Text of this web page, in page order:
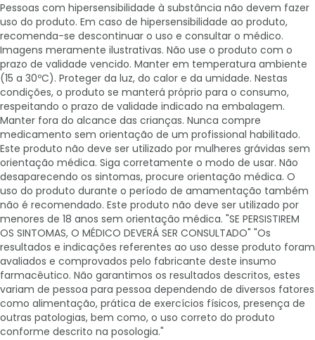
Pessoas com hipersensibilidade à substância não devem fazer
uso do produto. Em caso de hipersensibilidade ao produto,
recomenda-se descontinuar o uso e consultar o médico.
Imagens meramente ilustrativas. Não use o produto com o
prazo de validade vencido. Manter em temperatura ambiente
(15 a 30ºC). Proteger da luz, do calor e da umidade. Nestas
condições, o produto se manterá próprio para o consumo,
respeitando o prazo de validade indicado na embalagem.
Manter fora do alcance das crianças. Nunca compre
medicamento sem orientação de um profissional habilitado.
Este produto não deve ser utilizado por mulheres grávidas sem
orientação médica. Siga corretamente o modo de usar. Não
desaparecendo os sintomas, procure orientação médica. O
uso do produto durante o período de amamentação também
não é recomendado. Este produto não deve ser utilizado por
menores de 18 anos sem orientação médica. "SE PERSISTIREM
OS SINTOMAS, O MÉDICO DEVERÁ SER CONSULTADO" "Os
resultados e indicações referentes ao uso desse produto foram
avaliados e comprovados pelo fabricante deste insumo
farmacêutico. Não garantimos os resultados descritos, estes
variam de pessoa para pessoa dependendo de diversos fatores
como alimentação, prática de exercícios físicos, presença de
outras patologias, bem como, o uso correto do produto
conforme descrito na posologia."